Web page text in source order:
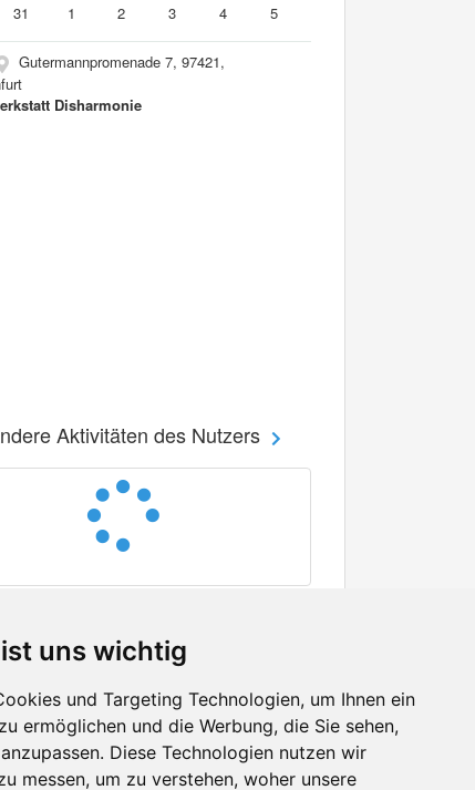
uns wichtig
und Targeting Technologien, um Ihnen ein
ermöglichen und die Werbung, die Sie sehen,
Diese Technologien nutzen wir
messen, um zu verstehen, woher unsere
31 1 2 3 4 5
Gutermannpromenade 7, 97421,
Disharmonie
Aktivitäten des Nutzers
Facebook
Twitter